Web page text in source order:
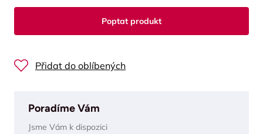
Poptat produkt
Přidat do oblíbených
Poradíme Vám
Jsme Vám k dispozici